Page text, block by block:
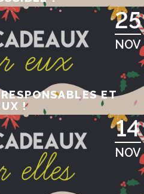
25
NOV
ET
!
14
NOV